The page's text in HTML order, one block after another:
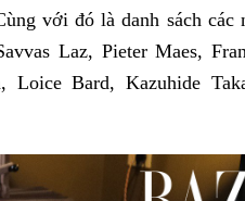
với đó là danh sách các
Laz, Pieter Maes,
Bard, Kazuhide